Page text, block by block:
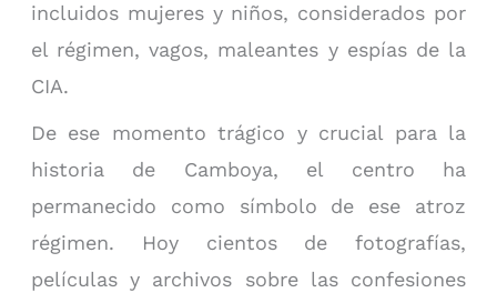
incluidos mujeres y niños, considerados por
el régimen, vagos, maleantes y espías de la
CIA.
De ese momento trágico y crucial para la
historia de Camboya, el centro ha
permanecido como símbolo de ese atroz
régimen. Hoy cientos de fotografías,
películas y archivos sobre las confesiones